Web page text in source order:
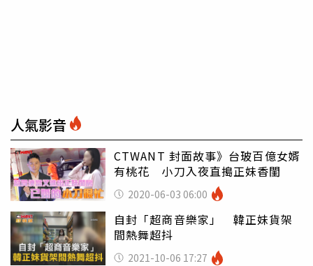
人氣影音
CTWANT 封面故事》台玻百億女婿
有桃花 小刀入夜直搗正妹香閨
2020-06-03 06:00
自封「超商音樂家」 韓正妹貨架
間熱舞超抖
2021-10-06 17:27